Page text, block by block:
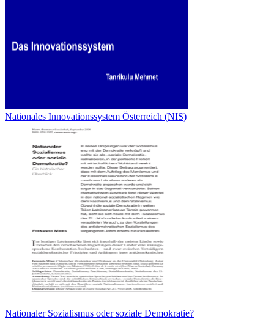
Nationales Innovationssystem Österreich (NIS)
Nationaler Sozialismus oder soziale Demokratie?